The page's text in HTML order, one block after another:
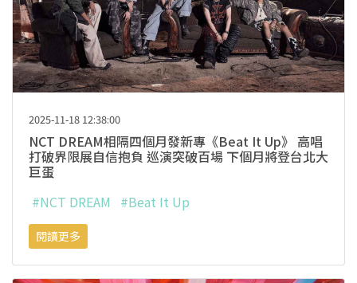
2025-11-18 12:38:00
NCT DREAM相隔四個月發新專《Beat It Up》 高唱
打破界限展自信抱負 巡演突破百場 下個月將登台北大
巨蛋
#NCT DREAM
#Beat It Up
閱讀更多